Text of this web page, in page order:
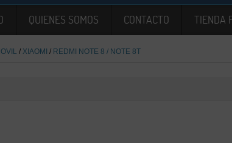
QUIENES SOMOS CONTACTO TIENDA
/ XIAOMI / REDMI NOTE 8 / NOTE 8T